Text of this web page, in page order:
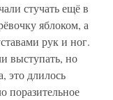
стучать ещё в
яблоком, а
рук и ног.
выступать, но
это длилось
поразительное